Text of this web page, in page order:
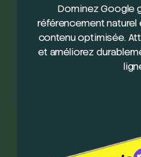
Dominez Google
référencement
contenu optimisée.
et améliorez